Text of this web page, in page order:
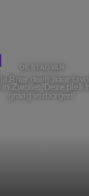
DE STAD VAN
Boer deelt haar
in Zwolle: 'Deze plek
graag verborgen'